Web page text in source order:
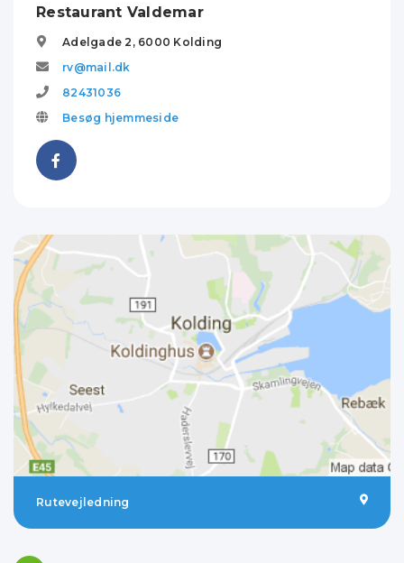
Restaurant Valdemar
Adelgade 2, 6000 Kolding
rv@mail.dk
82431036
Besøg hjemmeside
Rutevejledning